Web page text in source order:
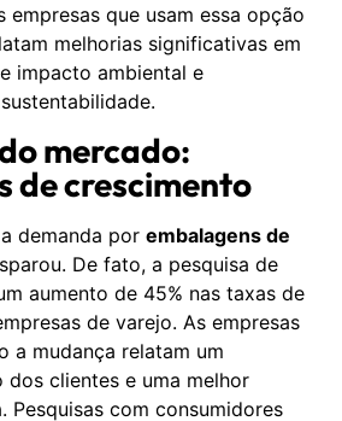
empresas que usam essa opção
melhorias significativas em
impacto ambiental e
mercado:
de crescimento
demanda por embalagens de
De fato, a pesquisa de
aumento de 45% nas taxas de
de varejo. As empresas
a mudança relatam um
clientes e uma melhor
Pesquisas com consumidores